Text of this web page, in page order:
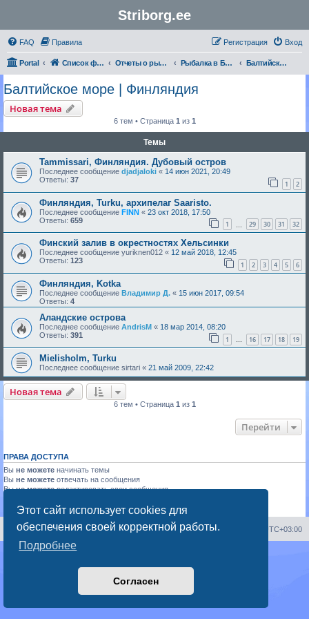
Этот сайт использует cookies для
обеспечения своей корректной работы.
Подробнее
Согласен
Striborg.ee
FAQ Правила Вход
Регистрация
Portal Список форумов Отчеты о рыбалке и не только Рыбалка в Балтийском море | Отчеты Балтийское море | Финляндия
Балтийское море | Финляндия
Новая тема
6 тем • Страница 1 из 1
Темы
Tammissari, Финляндия. Дубовый остров
Последнее сообщение djadjaloki « 14 июн 2021, 20:49
Ответы: 37 1 2
Финляндия, Turku, архипелаг Saaristo.
Последнее сообщение FINN « 23 окт 2018, 17:50
Ответы: 659 1 29 30 31 32
Финский залив в окрестностях Хельсинки
Последнее сообщение yuriknen012 « 12 май 2018, 12:45
Ответы: 123 1 2 3 4 5 6
Финляндия, Kotka
Последнее сообщение Владимир Д. « 15 июн 2017, 09:54
Ответы: 4
Аландские острова
Последнее сообщение AndrisM « 18 мар 2014, 08:20
Ответы: 391 1 … 16 17 18 19
Mielisholm, Turku
Последнее сообщение sirtari « 21 май 2009, 22:42
Новая тема
6 тем • Страница 1 из 1
Перейти
ПРАВА ДОСТУПА
Вы не можете начинать темы
Вы не можете отвечать на сообщения
Выне можетередактировать свои сообщения
не можетедобавлять вложения
Portal Список форумов Часовой пояс: UTC+03:00
Русская поддержка phpBB
Конфиденциальность